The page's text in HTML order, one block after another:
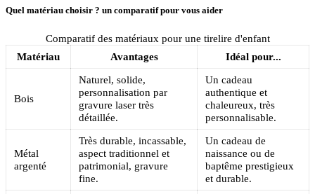
Quel matériau choisir ? un comparatif pour vous aider
Comparatif des matériaux pour une tirelire d'enfant
Matériau
Avantages Idéal pour...
Bois
Naturel, solide,
personnalisation par
gravure laser très
détaillée.
Un cadeau
authentique et
chaleureux, très
personnalisable.
Métal
argenté
Très durable, incassable,
aspect traditionnel et
patrimonial, gravure
fine.
Un cadeau de
naissance ou de
baptême prestigieux
et durable.